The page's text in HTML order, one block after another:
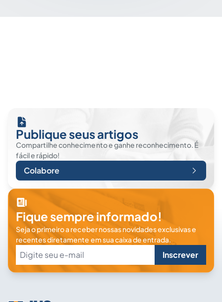
Publique seus artigos
Compartilhe conhecimento e ganhe reconhecimento. É
fácil e rápido!
Colabore
Fique sempre informado!
Seja o primeiro a receber nossas novidades exclusivas e
recentes diretamente em sua caixa de entrada.
Inscrever